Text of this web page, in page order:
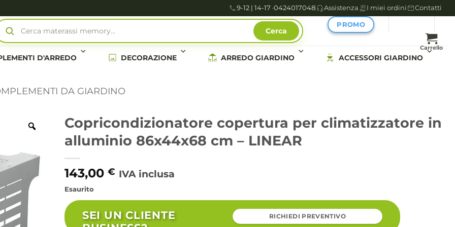
9-12 | 14-17 ·0424017048 Assistenza I miei ordini Contatti
Cerca materassi memory… Cerca
PROMO
Carrello
D'ARREDO DECORAZIONE ARREDO GIARDINO ACCESSORI GIARDINO
DA GIARDINO
Copricondizionatore copertura per climatizzatore in
alluminio 86x44x68 cm – LINEAR
143,00 € IVA inclusa
Esaurito
SEI UN CLIENTE
RICHIEDI PREVENTIVO